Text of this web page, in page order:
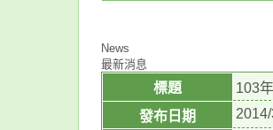
News
最新消息
標題
103
發布日期